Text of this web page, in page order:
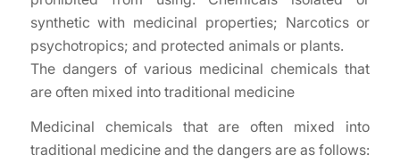
synthetic with medicinal properties; Narcotics or
psychotropics; and protected animals or plants.
The dangers of various medicinal chemicals that
are often mixed into traditional medicine
Medicinal chemicals that are often mixed into
traditional medicine and the dangers are as follows: